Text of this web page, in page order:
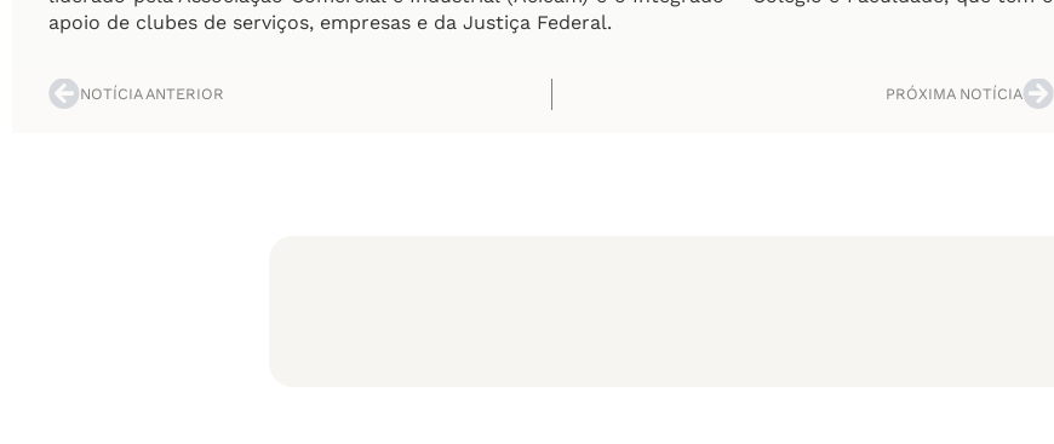
apoio de clubes de serviços, empresas e da Justiça Federal.
NOTÍCIA ANTERIOR PRÓXIMA NOTÍCIA